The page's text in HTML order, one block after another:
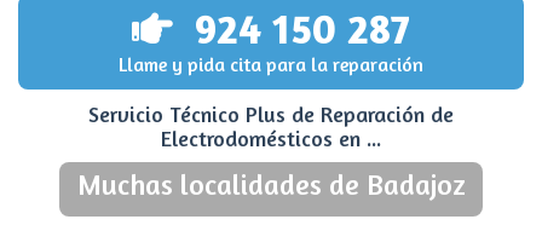
924 150 287
Llame y pida cita para la reparación
Servicio Técnico Plus de Reparación de
Electrodomésticos en ...
Muchas localidades de Badajoz